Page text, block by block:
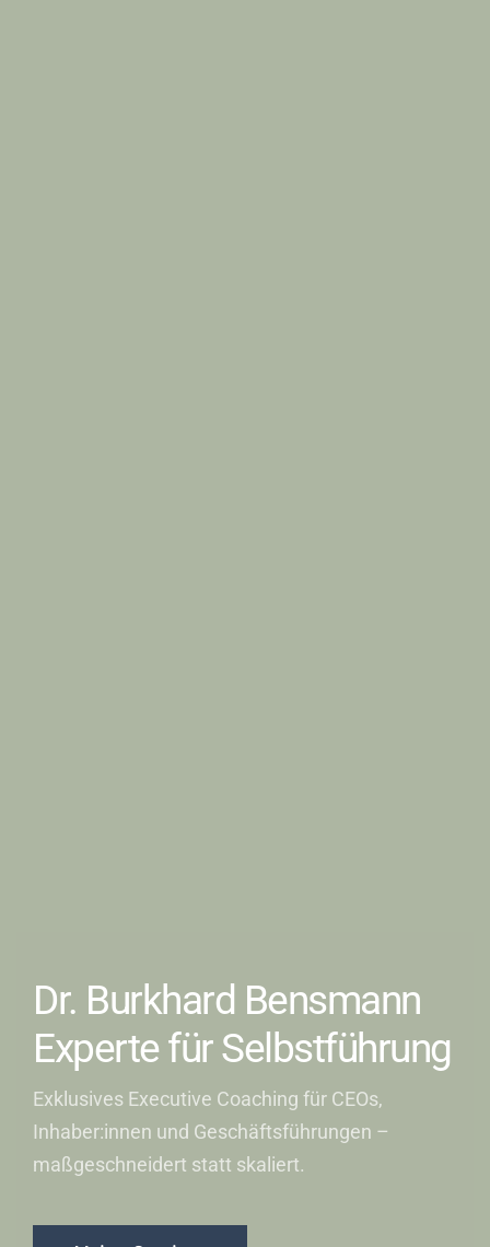
Dr. Burkhard Bensmann
Experte für Selbstführung
Exklusives Executive Coaching für CEOs,
Inhaber:innen und Geschäftsführungen –
maßgeschneidert statt skaliert.